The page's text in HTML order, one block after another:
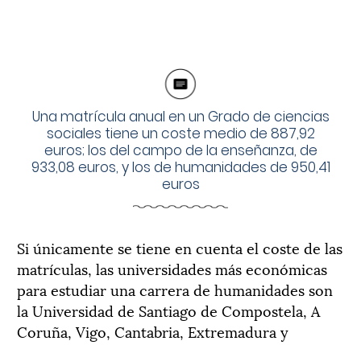
Una matrícula anual en un Grado de ciencias
sociales tiene un coste medio de 887,92
euros; los del campo de la enseñanza, de
933,08 euros, y los de humanidades de 950,41
euros
Si únicamente se tiene en cuenta el coste de las
matrículas, las universidades más económicas
para estudiar una carrera de humanidades son
la Universidad de Santiago de Compostela, A
Coruña, Vigo, Cantabria, Extremadura y